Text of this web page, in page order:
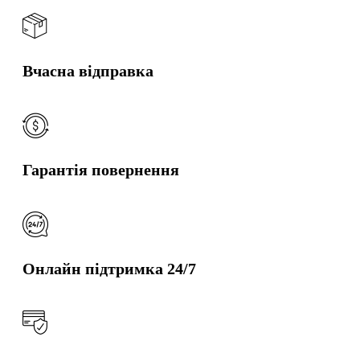
Вчасна відправка
Гарантія повернення
Онлайн підтримка 24/7